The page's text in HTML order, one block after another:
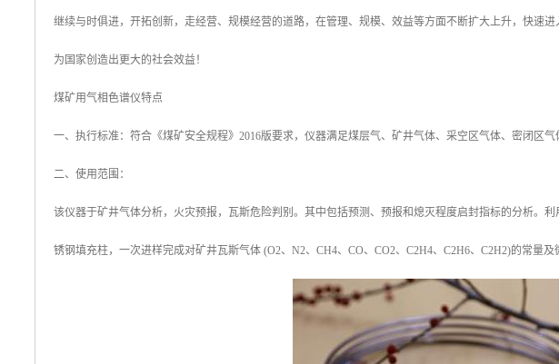
继续与时俱进，开拓创新，走经营、规模经营的道路，在管理、规模、效益等方面不断扩大上升，快速
为国家创造出更大的社会效益！
煤矿用气相色谱仪特点
一、执行标准：符合《煤矿安全规程》2016版要求，仪器满足煤层气、矿井气体、采空区气体、密闭区气
二、使用范围：
该仪器于矿井气体分析，火灾预报，瓦斯危险判别。其中包括预测、预报和熄灭程度启封指标的分析。
锈钢填充柱，一次进样完成对矿井瓦斯气体 (O2、N2、CH4、CO、CO2、C2H4、C2H6、C2H2)的常量及